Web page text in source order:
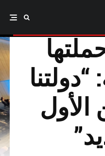
“دولتنا
الأول